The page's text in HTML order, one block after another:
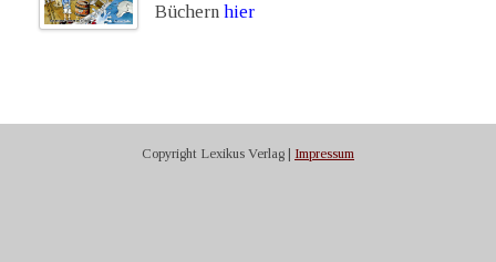
Büchern hier
Copyright Lexikus Verlag | Impressum